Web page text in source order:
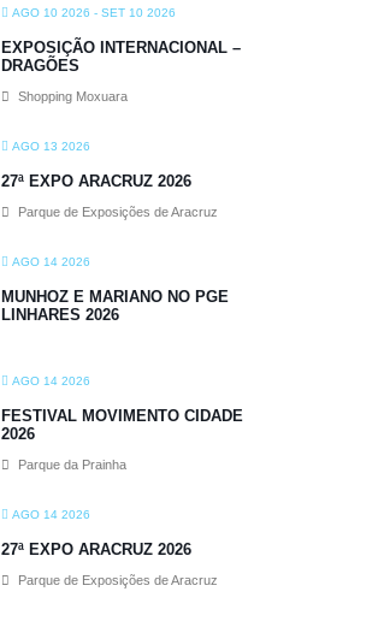
AGO 10 2026 - SET 10 2026
EXPOSIÇÃO INTERNACIONAL –
DRAGÕES
Shopping Moxuara
AGO 13 2026
27ª EXPO ARACRUZ 2026
Parque de Exposições de Aracruz
AGO 14 2026
MUNHOZ E MARIANO NO PGE
LINHARES 2026
AGO 14 2026
FESTIVAL MOVIMENTO CIDADE
2026
Parque da Prainha
AGO 14 2026
27ª EXPO ARACRUZ 2026
Parque de Exposições de Aracruz